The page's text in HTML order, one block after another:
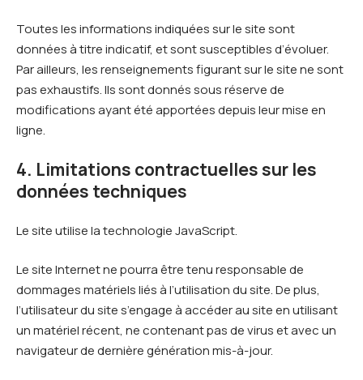
Toutes les informations indiquées sur le site sont
données à titre indicatif, et sont susceptibles d’évoluer.
Par ailleurs, les renseignements figurant sur le site ne sont
pas exhaustifs. Ils sont donnés sous réserve de
modifications ayant été apportées depuis leur mise en
ligne.
4. Limitations contractuelles sur les
données techniques
Le site utilise la technologie JavaScript.
Le site Internet ne pourra être tenu responsable de
dommages matériels liés à l’utilisation du site. De plus,
l’utilisateur du site s’engage à accéder au site en utilisant
un matériel récent, ne contenant pas de virus et avec un
navigateur de dernière génération mis-à-jour.